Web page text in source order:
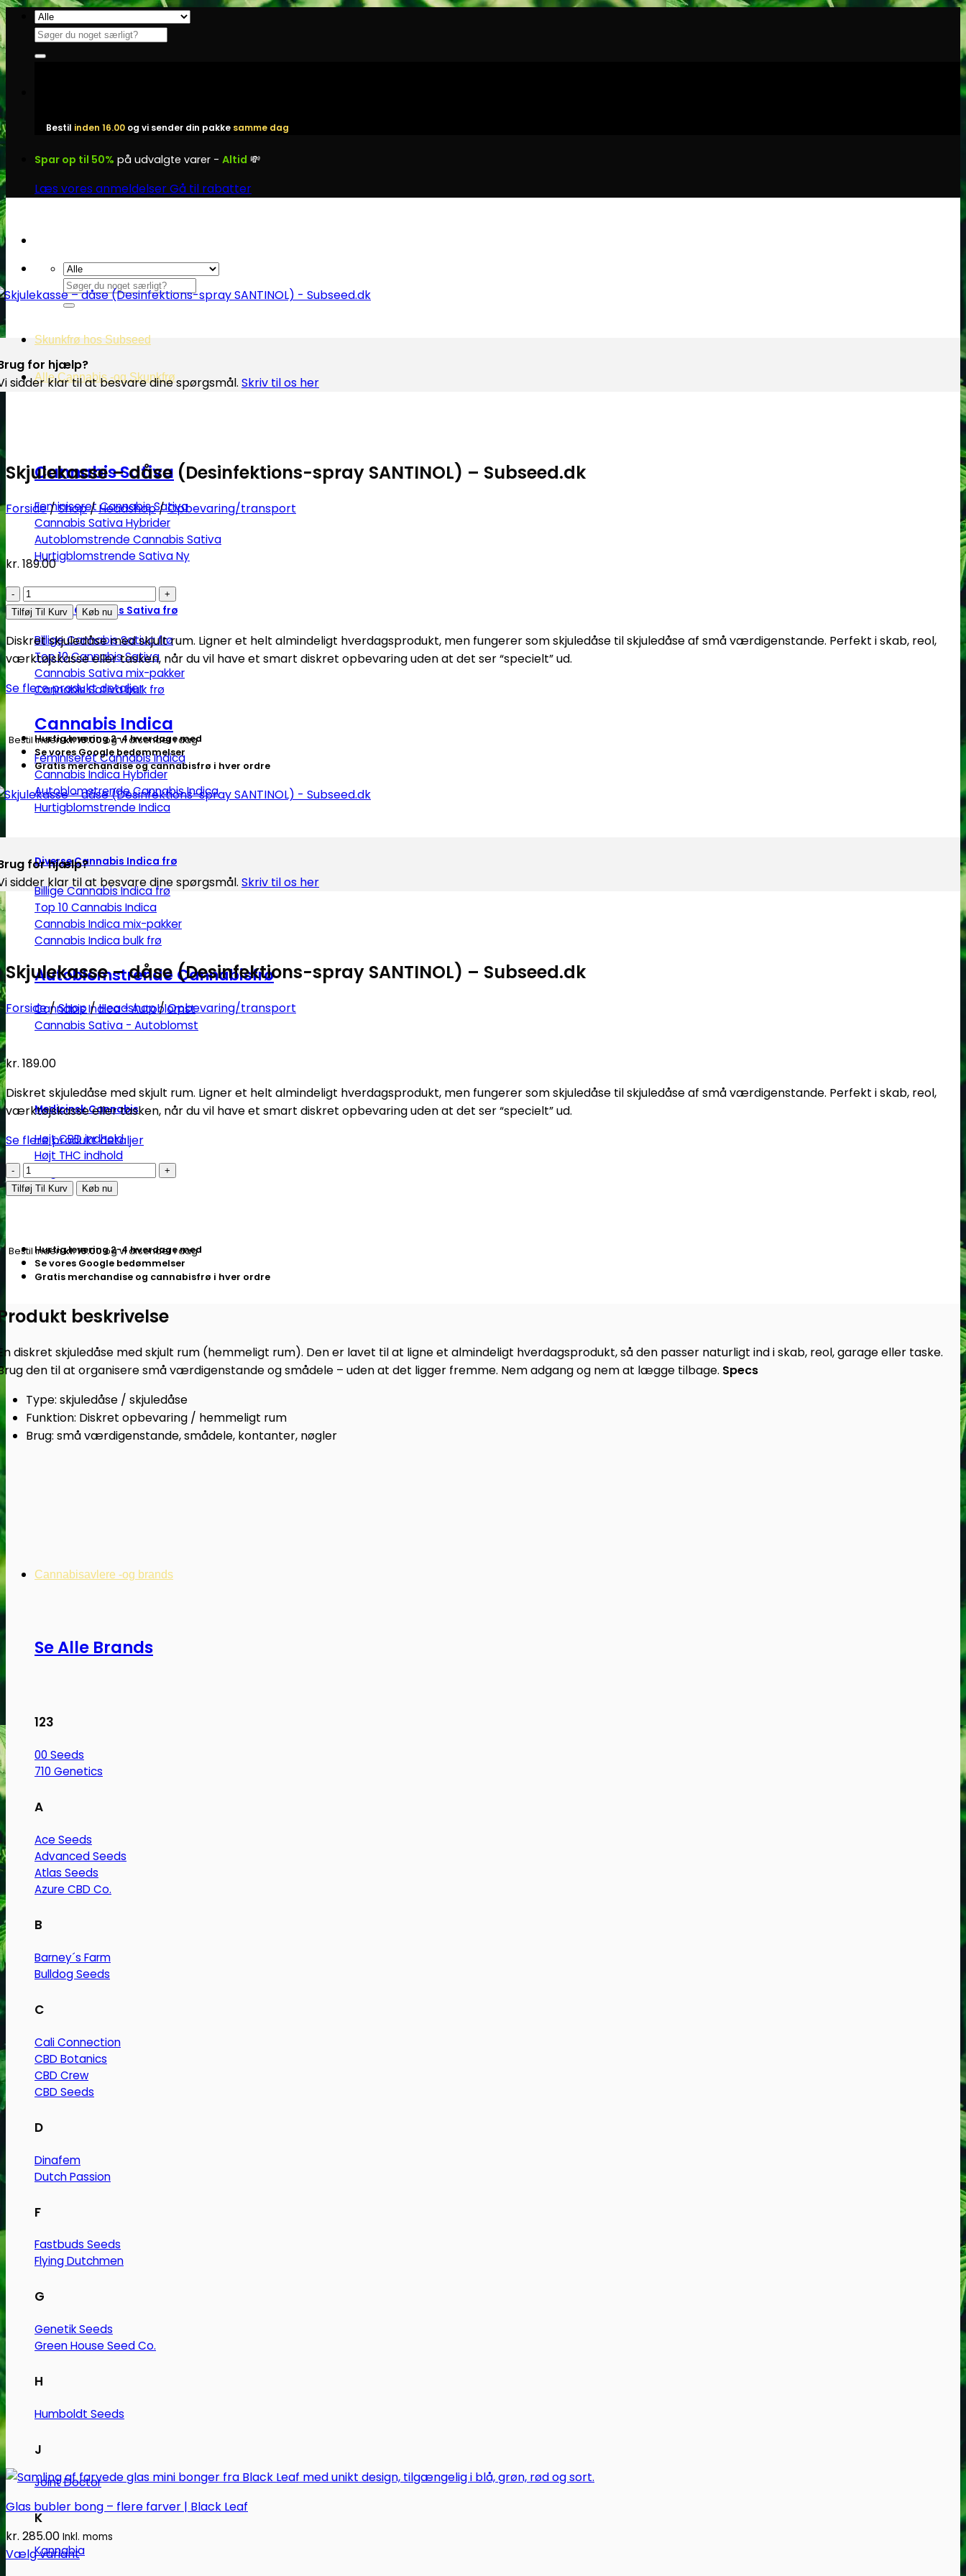
Fortsæt
indhold
Søg
efter:
Bestil inden 16.00 og vi sender din pakke samme dag
Spar op til 50% på udvalgte varer - Altid 💸
Læs vores anmeldelserGå til rabatter
Søg
efter:
Skunkfrø hos Subseed
Alle Cannabis -og Skunkfrø
Cannabis Sativa
Feminiseret Cannabis Sativa
Cannabis Sativa Hybrider
Autoblomstrende Cannabis Sativa
Hurtigblomstrende Sativa
Diverse Cannabis Sativa frø
Billige Cannabis Sativa frø
Top 10 Cannabis Sativa
Cannabis Sativa mix-pakker
Cannabis Sativa bulk frø
Cannabis Indica
Feminiseret Cannabis Indica
Cannabis Indica Hybrider
Autoblomstrende Cannabis Indica
Hurtigblomstrende Indica
Diverse Cannabis Indica frø
Billige Cannabis Indica frø
Top 10 Cannabis Indica
Cannabis Indica mix-pakker
Cannabis Indica bulk frø
Autoblomstrende Cannabisfrø
Cannabis Indica - Autoblomst
Cannabis Sativa - Autoblomst
Medicinsk Cannabis
Højt CBD indhold
Højt THC indhold
Cannabisavlere -og brands
Se Alle Brands
123
00 Seeds
710 Genetics
A
Ace Seeds
Advanced Seeds
Atlas Seeds
Azure CBD Co.
B
Barney´s Farm
Bulldog Seeds
C
Cali Connection
CBD Botanics
CBD Crew
CBD Seeds
D
Dinafem
Dutch Passion
F
Fastbuds Seeds
Flying Dutchmen
G
Genetik Seeds
Green House Seed Co.
H
Humboldt Seeds
J
Joint Doctor
K
Kannabia
for hjælp?
sidder klar til at besvare dine spørgsmål. Skriv til os her
Skjulekasse – dåse (Desinfektions-spray SANTINOL) – Subseed.dk
Forside/Shop/Headshop/Opbevaring/transport
kr. 189.00
Skjulekasse
–
(Desinfektions-
spray
SANTINOL)
Subseed.dk
antal
Tilføj Til Kurv Køb nu
Diskret skjuledåse med skjult rum. Ligner et helt almindeligt hverdagsprodukt, men fungerer som skjuledåse til skjuledåse af små værdigenstande. Perfekt i skab, reol,
værktøjskasse eller tasken, når du vil have et smart diskret opbevaring uden at det ser “specielt” ud.
Se flere produkt detaljer
Bestil indenkl. 16.00og vi afsender i dag
Hurtig levering 2-4 hverdage med
Se vores Google bedømmelser
Gratis merchandise og cannabisfrø i hver ordre
for hjælp?
sidder klar til at besvare dine spørgsmål. Skriv til os her
Skjulekasse – dåse (Desinfektions-spray SANTINOL) – Subseed.dk
Forside/Shop/Headshop/ Opbevaring/transport
kr. 189.00
Diskret skjuledåse med skjult rum. Ligner et helt almindeligt hverdagsprodukt, men fungerer som skjuledåse til skjuledåse af små værdigenstande. Perfekt i skab, reol,
værktøjskasse eller tasken, når du vil have et smart diskret opbevaring uden at det ser “specielt” ud.
Se flere produkt detaljer
Skjulekasse
–
SANTINOL)
-
antal
Tilføj Til Kurv Køb nu
Bestil indenkl. 16.00og vi afsender i dag
Hurtig levering 2-4 hverdage med
Se vores Google bedømmelser
Gratis merchandise og cannabisfrø i hver ordre
beskrivelse
diskret skjuledåse med skjult rum (hemmeligt rum). Den er lavet til at ligne et almindeligt hverdagsprodukt, så den passer naturligt ind i skab, reol, garage eller taske.
den til at organisere små værdigenstande og smådele – uden at det ligger fremme. Nem adgang og nem at lægge tilbage. Specs
Type: skjuledåse / skjuledåse
Funktion: Diskret opbevaring / hemmeligt rum
Brug: små værdigenstande, smådele, kontanter, nøgler
Glas bubler bong – flere farver | Black Leaf
kr. 285.00 Inkl. moms
Vælg variant